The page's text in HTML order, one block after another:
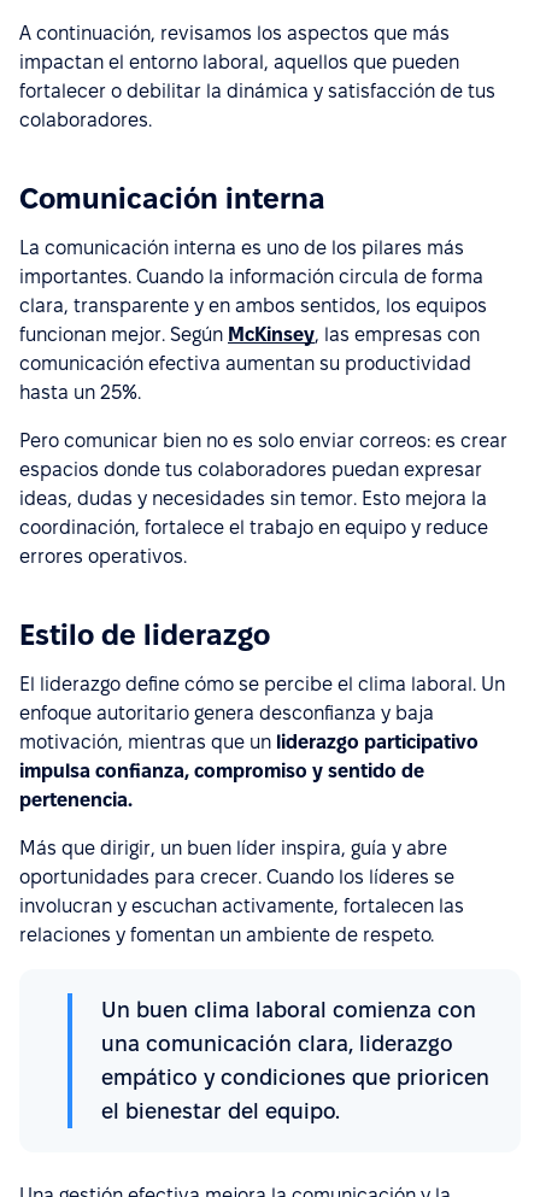
A continuación, revisamos los aspectos que más
impactan el entorno laboral, aquellos que pueden
fortalecer o debilitar la dinámica y satisfacción de tus
colaboradores.
Comunicación interna
La comunicación interna es uno de los pilares más
importantes. Cuando la información circula de forma
clara, transparente y en ambos sentidos, los equipos
funcionan mejor. Según McKinsey, las empresas con
comunicación efectiva aumentan su productividad
hasta un 25%.
Pero comunicar bien no es solo enviar correos: es crear
espacios donde tus colaboradores puedan expresar
ideas, dudas y necesidades sin temor. Esto mejora la
coordinación, fortalece el trabajo en equipo y reduce
errores operativos.
Estilo de liderazgo
El liderazgo define cómo se percibe el clima laboral. Un
enfoque autoritario genera desconfianza y baja
motivación, mientras que un liderazgo participativo
impulsa confianza, compromiso y sentido de
pertenencia.
Más que dirigir, un buen líder inspira, guía y abre
oportunidades para crecer. Cuando los líderes se
involucran y escuchan activamente, fortalecen las
relaciones y fomentan un ambiente de respeto.
Un buen clima laboral comienza con
una comunicación clara, liderazgo
empático y condiciones que prioricen
el bienestar del equipo.